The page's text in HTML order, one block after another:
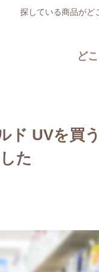
探している商品がど
ど
ド UVを買
た